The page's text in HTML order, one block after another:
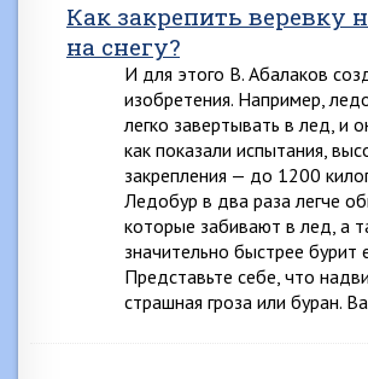
Как закрепить веревку
на снегу?
И для этого В. Абалаков
изобретения. Например,
легко завертывать в лед, и
как показали испытания,
закрепления — до 1200
Ледобур в два раза легче
которые забивают в лед, а
значительно быстрее бурит
Представьте себе, что
страшная гроза или буран.